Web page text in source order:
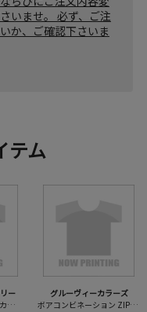
いませ。 必ず、ご注
か、ご確認下さいま
テム
ー
JERRY MARQUEZ パッカブル ボアフリース ポンチョ
グルーヴィーカラーズ
ボアコンビネーション ZIP JK